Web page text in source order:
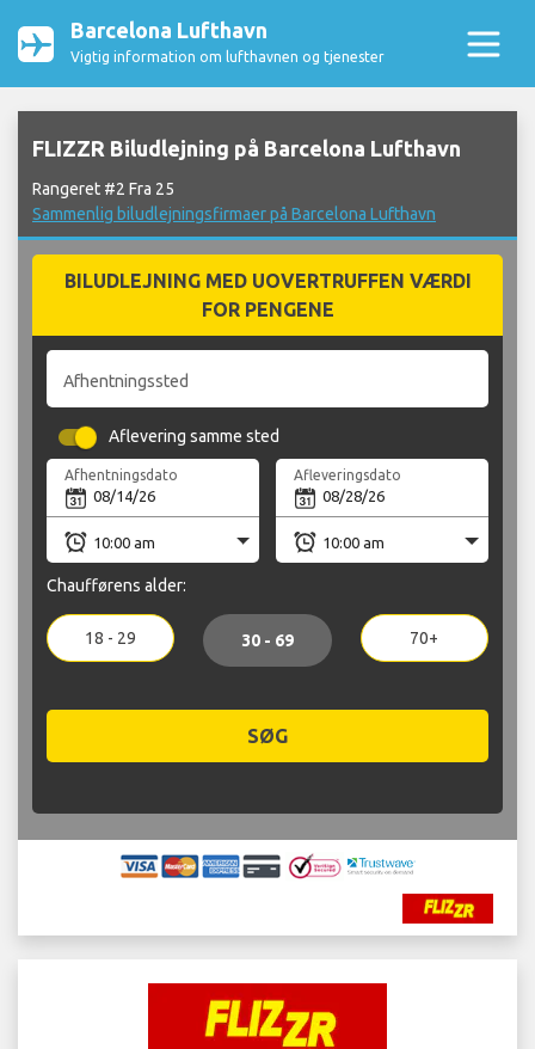
Barcelona Lufthavn
Vigtig information om lufthavnen og tjenester
FLIZZR Biludlejning på Barcelona Lufthavn
Rangeret #2 Fra 25
Sammenlig biludlejningsfirmaer på Barcelona Lufthavn
BILUDLEJNING MED UOVERTRUFFEN VÆRDI
FOR PENGENE
Afhentningssted
Aflevering samme sted
Afhentningsdato Afleveringsdato
Chaufførens alder:
18 - 29 30 - 69 70+
SØG